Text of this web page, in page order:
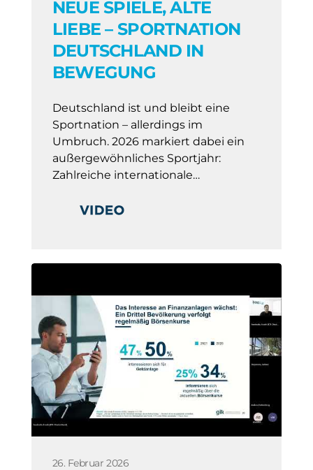
NEUE SPIELE, ALTE
LIEBE – SPORTNATION
DEUTSCHLAND IN
BEWEGUNG
Deutschland ist und bleibt eine
Sportnation – allerdings im
Umbruch. 2026 markiert dabei ein
außergewöhnliches Sportjahr:
Zahlreiche internationale…
26. Februar 2026